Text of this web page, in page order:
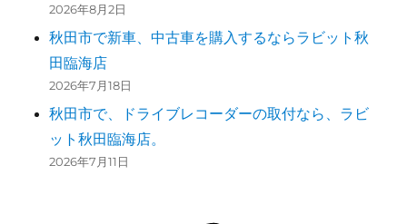
2026年8月2日
秋田市で新車、中古車を購入するならラビット秋
田臨海店
2026年7月18日
秋田市で、ドライブレコーダーの取付なら、ラビ
ット秋田臨海店。
2026年7月11日